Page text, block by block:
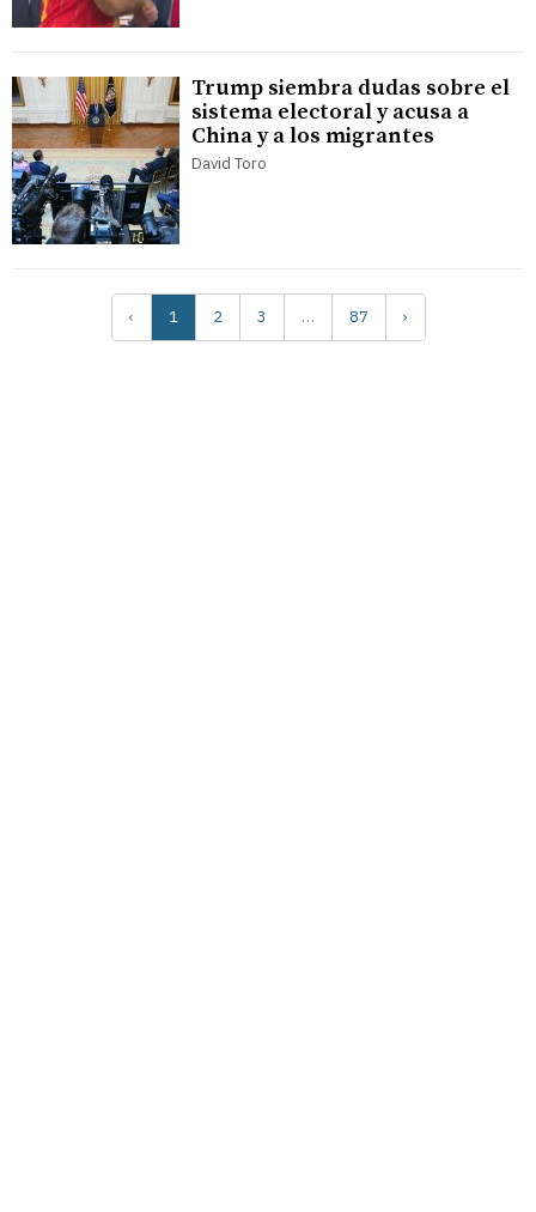
Trump siembra dudas sobre el
sistema electoral y acusa a
China y a los migrantes
David Toro
‹ 1 2 3 … 87 ›